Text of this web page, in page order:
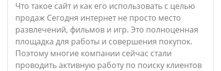
Что такое сайт и как его использовать с целью
продаж Сегодня интернет не просто место
развлечений, фильмов и игр. Это полноценная
площадка для работы и совершения покупок.
Поэтому многие компании сейчас стали
проводить активную работу по поиску клиентов